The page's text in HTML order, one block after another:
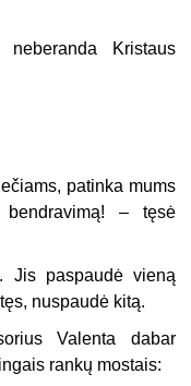
Kristaus
patinka mums
– tęsė
Jis paspaudė vieną
nuspaudė kitą.
Valenta dabar
rankų mostais: